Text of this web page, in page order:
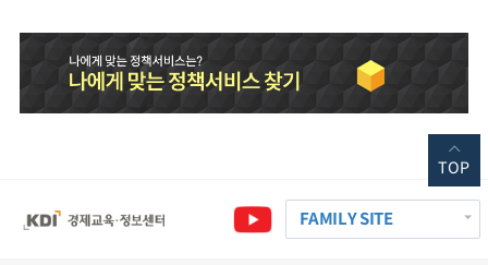
FAMILY SITE
TOP